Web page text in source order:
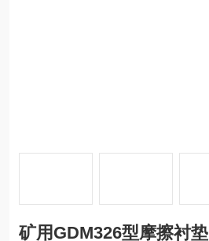
矿用GDM326型摩擦衬垫 多绳提升机衬